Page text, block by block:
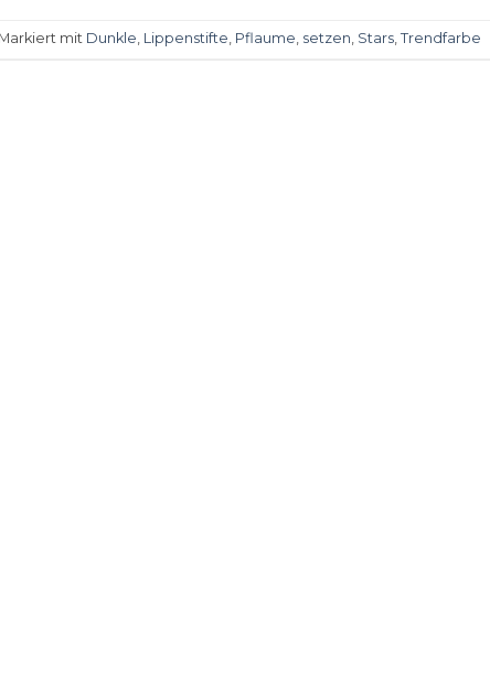
Markiert mit Dunkle, Lippenstifte, Pflaume, setzen, Stars, Trendfarbe